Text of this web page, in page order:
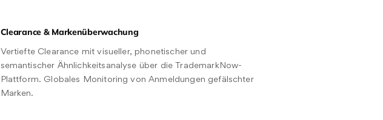
Clearance & Markenüberwachung
Vertiefte Clearance mit visueller, phonetischer und
semantischer Ähnlichkeitsanalyse über die TrademarkNow-
Plattform. Globales Monitoring von Anmeldungen gefälschter
Marken.